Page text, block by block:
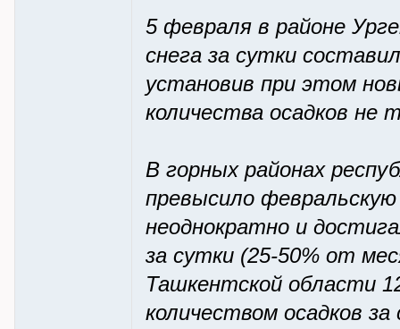
5 февраля в районе
снега за сутки
установив при этом
количества осадков не
В горных районах
превысило
неоднократно и
за сутки (25-50% от
Ташкентской области
количеством осадков